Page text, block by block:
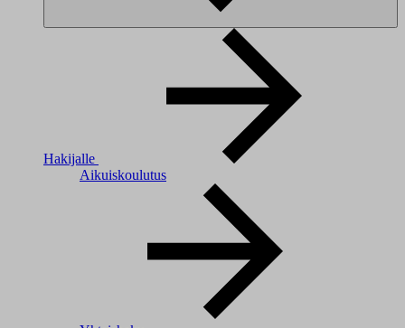
Hakijalle
Aikuiskoulutus